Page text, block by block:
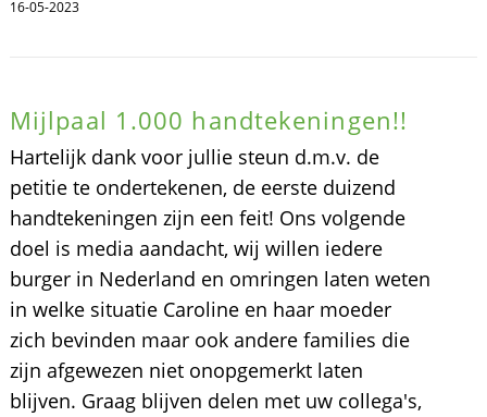
16-05-2023
Mijlpaal 1.000 handtekeningen!!
Hartelijk dank voor jullie steun d.m.v. de
petitie te ondertekenen, de eerste duizend
handtekeningen zijn een feit! Ons volgende
doel is media aandacht, wij willen iedere
burger in Nederland en omringen laten weten
in welke situatie Caroline en haar moeder
zich bevinden maar ook andere families die
zijn afgewezen niet onopgemerkt laten
blijven. Graag blijven delen met uw collega's,